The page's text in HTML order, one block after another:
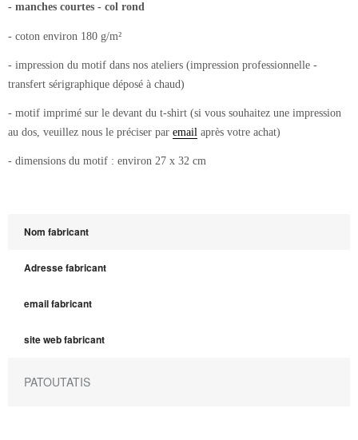
- manches courtes - col rond
- coton environ 180 g/m²
- impression du motif dans nos ateliers (impression professionnelle -
transfert sérigraphique déposé à chaud)
- motif imprimé sur le devant du t-shirt (si vous souhaitez une impression
au dos, veuillez nous le préciser par email après votre achat)
- dimensions du motif : environ 27 x 32 cm
Nom fabricant
Adresse fabricant
email fabricant
site web fabricant
PATOUTATIS